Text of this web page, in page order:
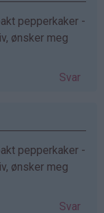
pepperkaker -
ønsker meg
Svar
pepperkaker -
ønsker meg
Svar